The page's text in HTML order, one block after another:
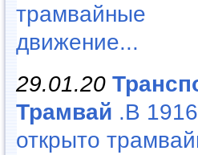
трамвайные
движение...
29.01.20
Трамвай .В
открыто